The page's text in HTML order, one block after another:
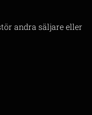
andra säljare eller